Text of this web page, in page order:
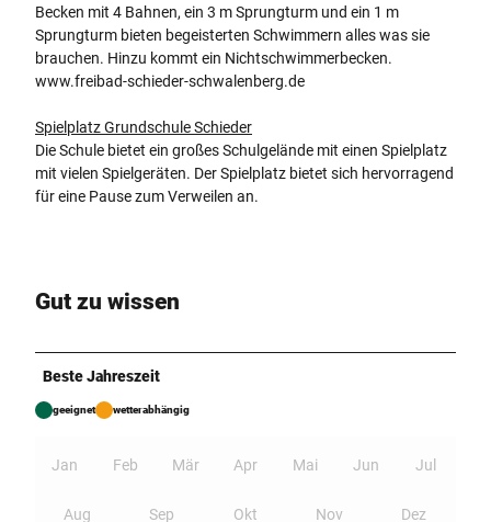
Becken mit 4 Bahnen, ein 3 m Sprungturm und ein 1 m
Sprungturm bieten begeisterten Schwimmern alles was sie
brauchen. Hinzu kommt ein Nichtschwimmerbecken.
www.freibad-schieder-schwalenberg.de
Spielplatz Grundschule Schieder
Die Schule bietet ein großes Schulgelände mit einen Spielplatz
mit vielen Spielgeräten. Der Spielplatz bietet sich hervorragend
für eine Pause zum Verweilen an.
Gut zu wissen
Beste Jahreszeit
geeignet wetterabhängig
Jan Feb Mär Apr Mai Jun Jul
Aug Sep Okt Nov Dez